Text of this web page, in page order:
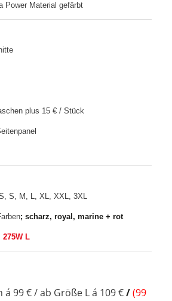
Power Material gefärbt
plus 15 € / Stück
S, M, L, XL, XXL, 3XL
; scharz, royal, marine + rot
275W L
á 99 € / ab Größe L á 109 €/ (99